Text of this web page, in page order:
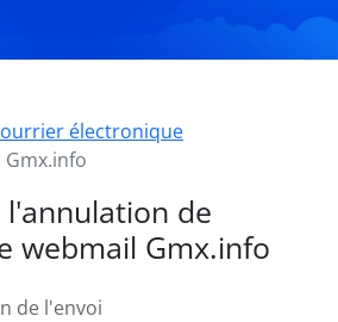
électronique
Gmx.info
de
webmail Gmx.info
de l'envoi